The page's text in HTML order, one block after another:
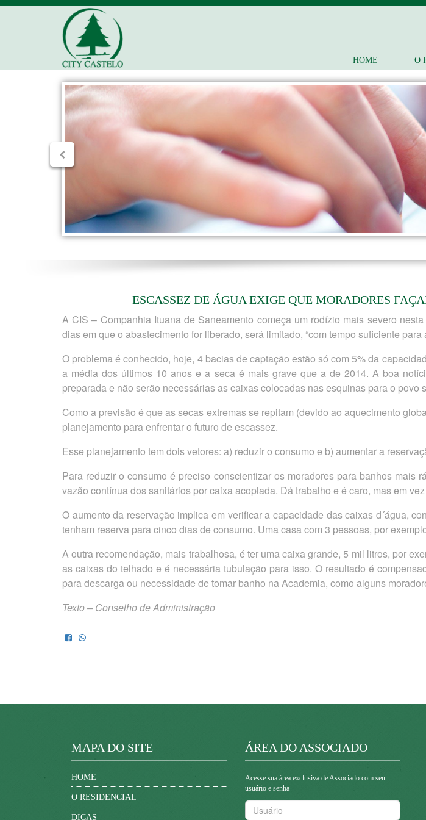
HOME O
ESCASSEZ DE ÁGUA EXIGE QUE MORADORES
A CIS – Companhia Ituana de Saneamento começa um rodízio mais severo
dias em que o abastecimento for liberado, será limitado, “com tempo suficiente
O problema é conhecido, hoje, 4 bacias de captação estão só com 5% da
a média dos últimos 10 anos e a seca é mais grave que a de 2014. A boa
preparada e não serão necessárias as caixas colocadas nas esquinas para o povo
Como a previsão é que as secas extremas se repitam (devido ao aquecimento
planejamento para enfrentar o futuro de escassez.
Esse planejamento tem dois vetores: a) reduzir o consumo e b) aumentar a
Para reduzir o consumo é preciso conscientizar os moradores para banhos
vazão contínua dos sanitários por caixa acoplada. Dá trabalho e é caro, mas em
O aumento da reservação implica em verificar a capacidade das caixas d´água,
tenham reserva para cinco dias de consumo. Uma casa com 3 pessoas, por
A outra recomendação, mais trabalhosa, é ter uma caixa grande, 5 mil litros, por
as caixas do telhado e é necessária tubulação para isso. O resultado é
para descarga ou necessidade de tomar banho na Academia, como alguns
Texto – Conselho de Administração
MAPA DO SITE
HOME
O RESIDENCIAL
DICAS
ÁREA DO ASSOCIADO
Acesse sua área exclusiva de Associado com seu
usuário e senha